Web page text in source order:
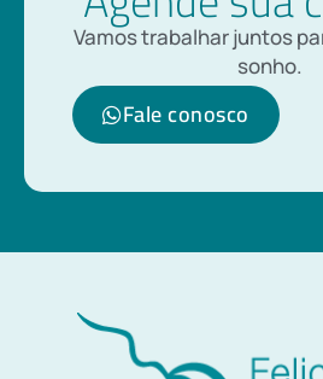
Vamos trabalhar juntos
sonho.
Fale conosco